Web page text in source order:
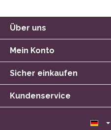
Über uns
Mein Konto
Sicher einkaufen
Kundenservice